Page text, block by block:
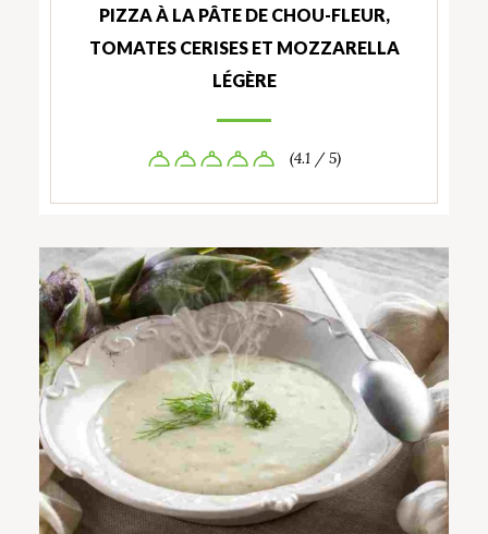
PIZZA À LA PÂTE DE CHOU-FLEUR,
TOMATES CERISES ET MOZZARELLA
LÉGÈRE
(4.1 / 5)